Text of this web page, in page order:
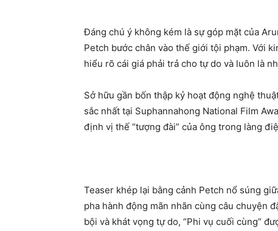
Đáng chú ý không kém là sự góp mặt của
Petch bước chân vào thế giới tội phạm. Với
hiểu rõ cái giá phải trả cho tự do và luôn là
Sở hữu gần bốn thập kỷ hoạt động nghệ
sắc nhất tại Suphannahong National Film
định vị thế “tượng đài” của ông trong làng
Teaser khép lại bằng cảnh Petch nổ súng
pha hành động mãn nhãn cùng câu chuyện
bội và khát vọng tự do, “Phi vụ cuối cùng”